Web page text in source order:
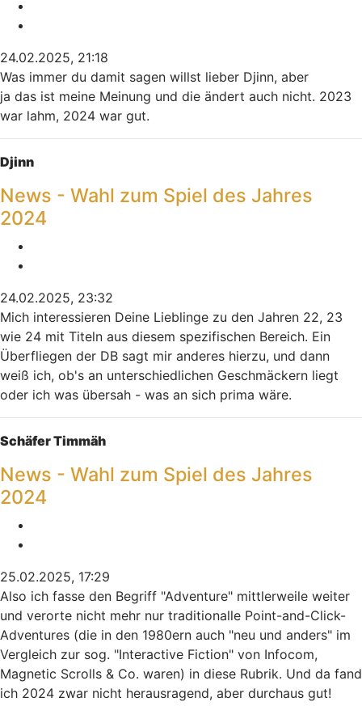
24.02.2025, 21:18
Was immer du damit sagen willst lieber Djinn, aber
ja das ist meine Meinung und die ändert auch nicht. 2023
war lahm, 2024 war gut.
Djinn
News - Wahl zum Spiel des Jahres
2024
24.02.2025, 23:32
Mich interessieren Deine Lieblinge zu den Jahren 22, 23
wie 24 mit Titeln aus diesem spezifischen Bereich. Ein
Überfliegen der DB sagt mir anderes hierzu, und dann
weiß ich, ob's an unterschiedlichen Geschmäckern liegt
oder ich was übersah - was an sich prima wäre.
Schäfer Timmäh
News - Wahl zum Spiel des Jahres
2024
25.02.2025, 17:29
Also ich fasse den Begriff "Adventure" mittlerweile weiter
und verorte nicht mehr nur traditionalle Point-and-Click-
Adventures (die in den 1980ern auch "neu und anders" im
Vergleich zur sog. "Interactive Fiction" von Infocom,
Magnetic Scrolls & Co. waren) in diese Rubrik. Und da fand
ich 2024 zwar nicht herausragend, aber durchaus gut!